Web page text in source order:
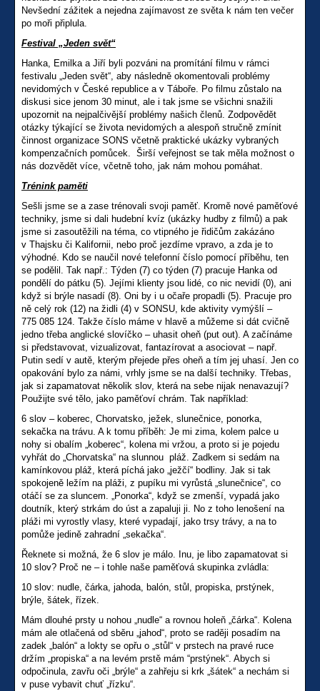
Nevšední zážitek a nejedna zajímavost ze světa k nám ten večer
po moři připlula.
Festival „Jeden svět“
Hanka, Emilka a Jiří byli pozváni na promítání filmu v rámci
festivalu „Jeden svět“, aby následně okomentovali problémy
nevidomých v České republice a v Táboře. Po filmu zůstalo na
diskusi sice jenom 30 minut, ale i tak jsme se všichni snažili
upozornit na nejpalčivější problémy našich členů. Zodpovědět
otázky týkající se života nevidomých a alespoň stručně zmínit
činnost organizace SONS včetně praktické ukázky vybraných
kompenzačních pomůcek. Širší veřejnost se tak měla možnost o
nás dozvědět více, včetně toho, jak nám mohou pomáhat.
Trénink paměti
Sešli jsme se a zase trénovali svoji paměť. Kromě nové paměťové
techniky, jsme si dali hudební kvíz (ukázky hudby z filmů) a pak
jsme si zasoutěžili na téma, co vtipného je řidičům zakázáno
v Thajsku či Kalifornii, nebo proč jezdíme vpravo, a zda je to
výhodné. Kdo se naučil nové telefonní číslo pomocí příběhu, ten
se podělil. Tak např.: Týden (7) co týden (7) pracuje Hanka od
pondělí do pátku (5). Jejími klienty jsou lidé, co nic nevidí (0), ani
když si brýle nasadí (8). Oni by i u očaře propadli (5). Pracuje pro
ně celý rok (12) na židli (4) v SONSU, kde aktivity vymýšlí –
775 085 124. Takže číslo máme v hlavě a můžeme si dát cvičně
jedno třeba anglické slovíčko – uhasit oheň (put out). A začínáme
si představovat, vizualizovat, fantazírovat a asociovat – např.
Putin sedí v autě, kterým přejede přes oheň a tím jej uhasí. Jen co
opakování bylo za námi, vrhly jsme se na další techniky. Třebas,
jak si zapamatovat několik slov, která na sebe nijak nenavazují?
Použijte své tělo, jako paměťoví chrám. Tak například:
6 slov – koberec, Chorvatsko, ježek, slunečnice, ponorka,
sekačka na trávu. A k tomu příběh: Je mi zima, kolem palce u
nohy si obalím „koberec“, kolena mi vržou, a proto si je pojedu
vyhřát do „Chorvatska“ na slunnou pláž. Zadkem si sedám na
kamínkovou pláž, která píchá jako „ježčí“ bodliny. Jak si tak
spokojeně ležím na pláži, z pupíku mi vyrůstá „slunečnice“, co
otáčí se za sluncem. „Ponorka“, když se zmenší, vypadá jako
doutník, který strkám do úst a zapaluji ji. No z toho lenošení na
pláži mi vyrostly vlasy, které vypadají, jako trsy trávy, a na to
pomůže jedině zahradní „sekačka“.
Řeknete si možná, že 6 slov je málo. Inu, je libo zapamatovat si
10 slov? Proč ne – i tohle naše paměťová skupinka zvládla:
10 slov: nudle, čárka, jahoda, balón, stůl, propiska, prstýnek,
brýle, šátek, řízek.
Mám dlouhé prsty u nohou „nudle“ a rovnou holeň „čárka“. Kolena
mám ale otlačená od sběru „jahod“, proto se raději posadím na
zadek „balón“ a lokty se opřu o „stůl“ v prstech na pravé ruce
držím „propiska“ a na levém prstě mám “prstýnek“. Abych si
odpočinula, zavřu oči „brýle“ a zahřeju si krk „šátek“ a nechám si
v puse vybavit chuť „řízku“.